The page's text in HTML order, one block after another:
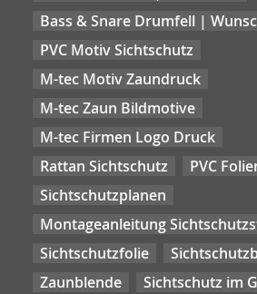
Bass & Snare Drumfell |
PVC Motiv Sichtschutz
M-tec Motiv Zaundruck
M-tec Zaun Bildmotive
M-tec Firmen Logo Druck
Rattan Sichtschutz
PVC
Sichtschutzplanen
Montageanleitung
Sichtschutzfolie
Zaunblende
Sichtschutz im